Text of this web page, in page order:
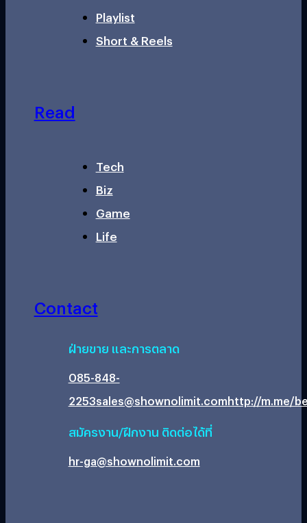
Playlist
Short & Reels
Read
Tech
Biz
Game
Life
Contact
ฝ่ายขาย และการตลาด
085-848-
2253sales@shownolimit.comhttp://m.me/
สมัครงาน/ฝึกงาน ติดต่อได้ที่
hr-ga@shownolimit.com